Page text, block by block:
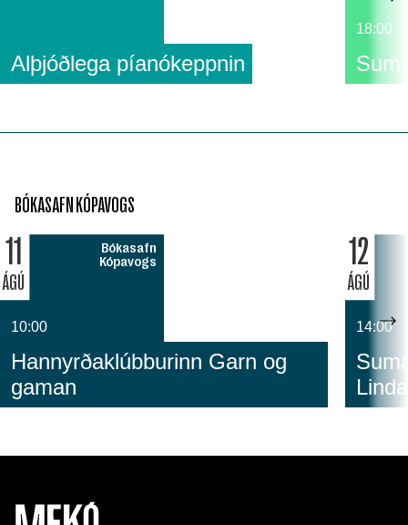
Alþjóðlega píanókeppnin
18:00
BÓKASAFN KÓPAVOGS
11
ÁGÚ
Bókasafn
Kópavogs
10:00
Hannyrðaklúbburinn Garn og
gaman
12
ÁGÚ
14:00